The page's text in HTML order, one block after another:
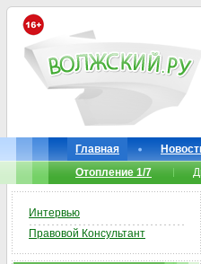
Главная
Отопление 1/7
Интервью
Правовой Консультант